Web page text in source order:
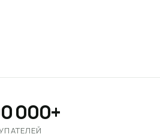
000+